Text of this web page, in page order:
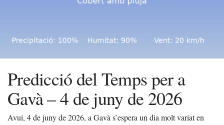
Predicció del Temps per a
Gavà – 4 de juny de 2026
Avui, 4 de juny de 2026, a Gavà s’espera un dia molt variat en